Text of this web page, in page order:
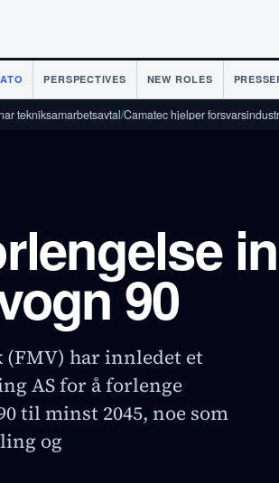
PERSPECTIVES NEW ROLES
/Camatec hjelper forsvarsindustrien med å
90
har innledet et
AS for å forlenge
til minst 2045, noe som
og